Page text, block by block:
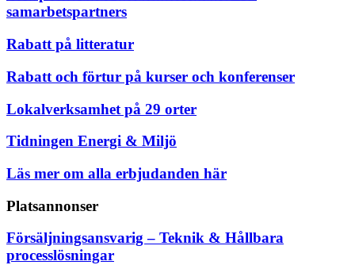
samarbetspartners
Rabatt på litteratur
Rabatt och förtur på kurser och konferenser
Lokalverksamhet på 29 orter
Tidningen Energi & Miljö
Läs mer om alla erbjudanden här
Platsannonser
Försäljningsansvarig – Teknik & Hållbara
processlösningar